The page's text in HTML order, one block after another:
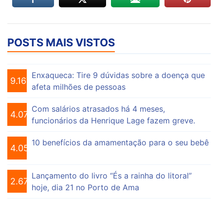
POSTS MAIS VISTOS
9.167
Enxaqueca: Tire 9 dúvidas sobre a doença que
afeta milhões de pessoas
4.078
Com salários atrasados há 4 meses,
funcionários da Henrique Lage fazem greve.
4.058
10 benefícios da amamentação para o seu bebê
2.678
Lançamento do livro “És a rainha do litoral”
hoje, dia 21 no Porto de Ama